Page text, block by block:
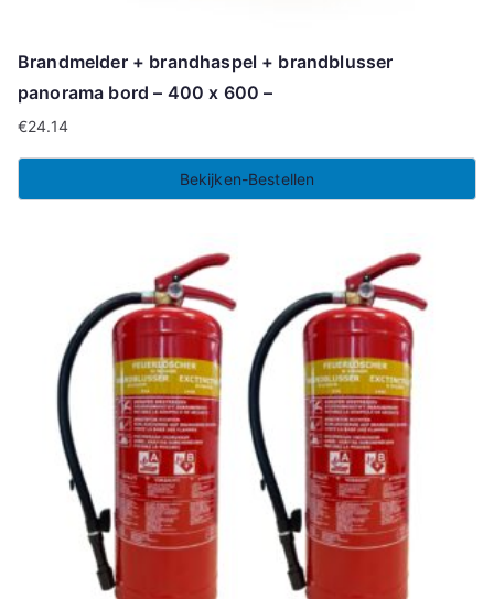
Brandmelder + brandhaspel + brandblusser
panorama bord – 400 x 600 –
€24.14
Bekijken-Bestellen